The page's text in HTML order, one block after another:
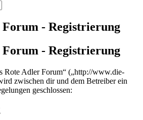
Forum - Registrierung
Forum - Registrierung
Rote Adler Forum“ („http://www.die-
zwischen dir und dem Betreiber ein
geschlossen: